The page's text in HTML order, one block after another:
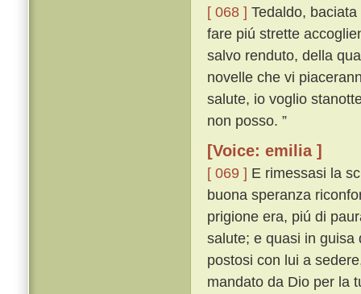
[ 068 ] Tedaldo,
fare piú strette
salvo renduto, della
novelle che vi
salute, io voglio
non posso. ”
[Voice: emilia ]
[ 069 ] E rimessasi la
buona speranza
prigione era, piú di
salute; e quasi in guisa
postosi con lui a
mandato da Dio per la